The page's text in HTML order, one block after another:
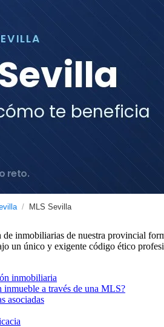
/ MLS Sevilla
de inmobiliarias de nuestra provincial
un único y exigente código ético
inmobiliaria
inmueble a través de una MLS?
asociadas